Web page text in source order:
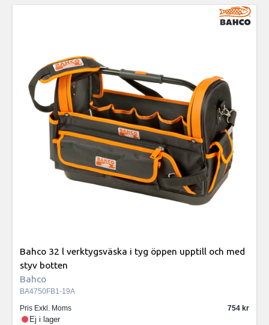
Bahco 32 l verktygsväska i tyg öppen upptill och med
styv botten
Bahco
BA4750FB1-19A
Pris Exkl. Moms
754
Ej i lager